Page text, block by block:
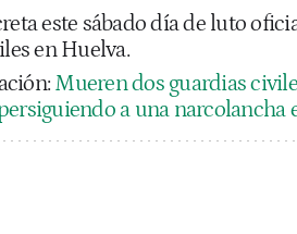
este sábado día de luto
en Huelva.
Mueren dos guardias
a una narcolancha